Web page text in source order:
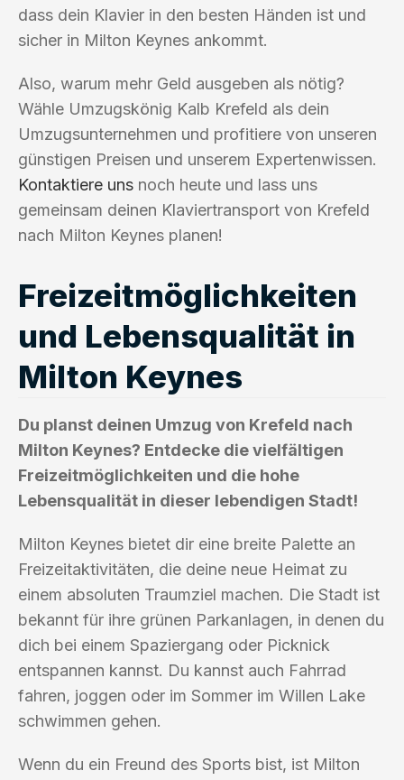
dass dein Klavier in den besten Händen ist und
sicher in Milton Keynes ankommt.
Also, warum mehr Geld ausgeben als nötig?
Wähle Umzugskönig Kalb Krefeld als dein
Umzugsunternehmen und profitiere von unseren
günstigen Preisen und unserem Expertenwissen.
Kontaktiere uns noch heute und lass uns
gemeinsam deinen Klaviertransport von Krefeld
nach Milton Keynes planen!
Freizeitmöglichkeiten
und Lebensqualität in
Milton Keynes
Du planst deinen Umzug von Krefeld nach
Milton Keynes? Entdecke die vielfältigen
Freizeitmöglichkeiten und die hohe
Lebensqualität in dieser lebendigen Stadt!
Milton Keynes bietet dir eine breite Palette an
Freizeitaktivitäten, die deine neue Heimat zu
einem absoluten Traumziel machen. Die Stadt ist
bekannt für ihre grünen Parkanlagen, in denen du
dich bei einem Spaziergang oder Picknick
entspannen kannst. Du kannst auch Fahrrad
fahren, joggen oder im Sommer im Willen Lake
schwimmen gehen.
Wenn du ein Freund des Sports bist, ist Milton